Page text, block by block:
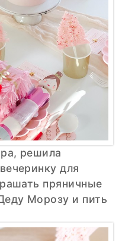
решила
для
пряничные
Морозу и пить